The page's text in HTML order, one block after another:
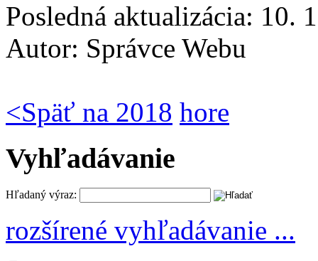
Posledná aktualizácia: 10.
Autor: Správce Webu
<Späť na 2018 hore
Vyhľadávanie
Hľadaný výraz:
rozšírené vyhľadávanie ...